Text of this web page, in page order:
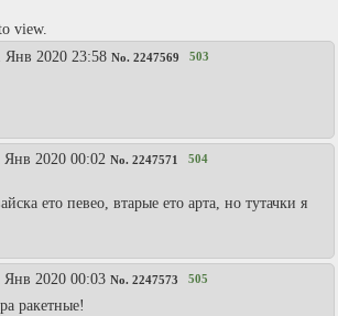
view.
Янв 2020 23:58 No. 2247569 503
Янв 2020 00:02 No. 2247571 504
ето певео, втарые ето арта, но тутачки я
Янв 2020 00:03 No. 2247573 505
ракетные!